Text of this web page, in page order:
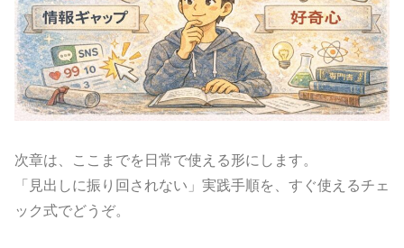
次章は、ここまでを日常で使える形にします。
「見出しに振り回されない」実践手順を、すぐ使えるチェ
ック式でどうぞ。